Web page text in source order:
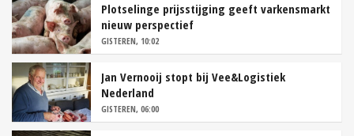
Plotselinge prijsstijging geeft varkensmarkt
nieuw perspectief
GISTEREN, 10:02
Jan Vernooij stopt bij Vee&Logistiek
Nederland
GISTEREN, 06:00